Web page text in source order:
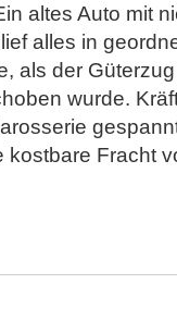
altes Auto mit
alles in
als der
wurde.
kostbare Fracht